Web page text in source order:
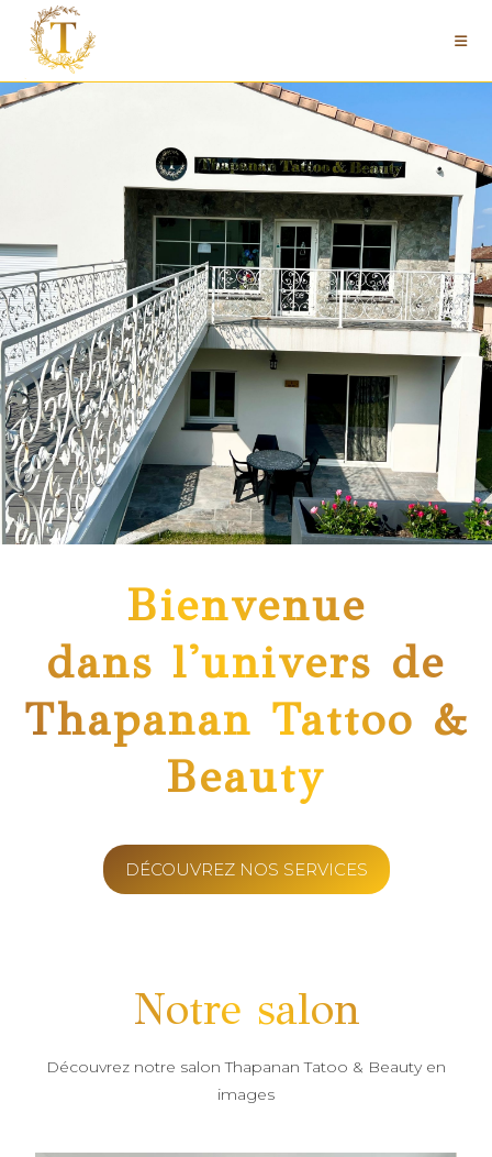
Bienvenue
dans l'univers de
Thapanan Tattoo &
Beauty
DÉCOUVREZ NOS SERVICES
Notre salon
Découvrez notre salon Thapanan Tatoo & Beauty en
images